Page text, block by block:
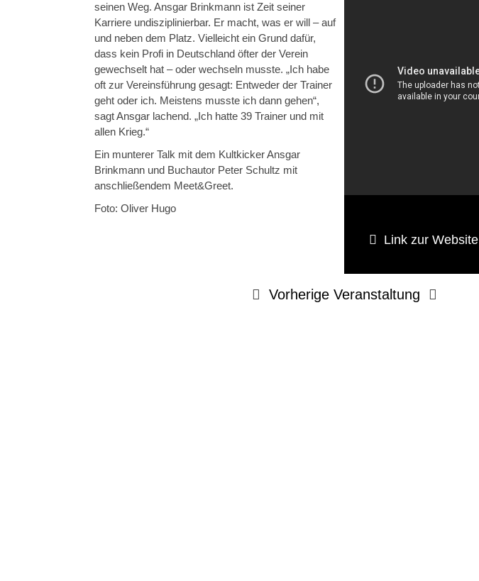
seinen Weg. Ansgar Brinkmann ist Zeit seiner
Karriere undisziplinierbar. Er macht, was er will – auf
und neben dem Platz. Vielleicht ein Grund dafür,
dass kein Profi in Deutschland öfter der Verein
gewechselt hat – oder wechseln musste. „Ich habe
oft zur Vereinsführung gesagt: Entweder der Trainer
geht oder ich. Meistens musste ich dann gehen“,
sagt Ansgar lachend. „Ich hatte 39 Trainer und mit
allen Krieg.“
Ein munterer Talk mit dem Kultkicker Ansgar
Brinkmann und Buchautor Peter Schultz mit
anschließendem Meet&Greet.
Foto: Oliver Hugo
Link zur Website
Vorherige Veranstaltung